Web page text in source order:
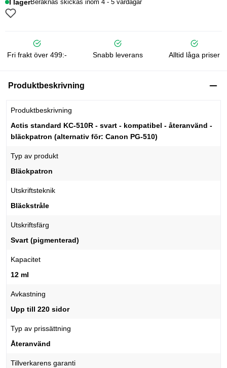
I lagerBeräknas skickas inom 4 - 5 vardagar
Fri frakt över 499:- Snabb leverans Alltid låga priser
Produktbeskrivning
Produktbeskrivning
Actis standard KC-510R - svart - kompatibel - återanvänd -
bläckpatron (alternativ för: Canon PG-510)
Typ av produkt
Bläckpatron
Utskriftsteknik
Bläckstråle
Utskriftsfärg
Svart (pigmenterad)
Kapacitet
12 ml
Avkastning
Upp till 220 sidor
Typ av prissättning
Återanvänd
Tillverkarens garanti